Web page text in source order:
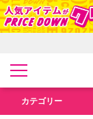
カテゴリー